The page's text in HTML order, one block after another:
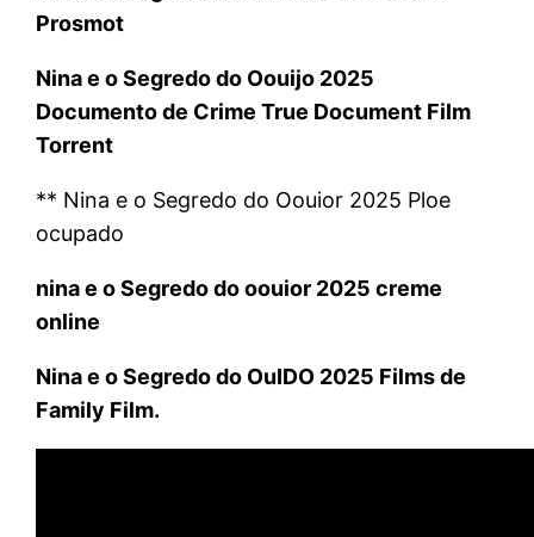
Prosmot
Nina e o Segredo do Oouijo 2025
Documento de Crime True Document Film
Torrent
** Nina e o Segredo do Oouior 2025 Ploe
ocupado
nina e o Segredo do oouior 2025 creme
online
Nina e o Segredo do OuIDO 2025 Films de
Family Film.